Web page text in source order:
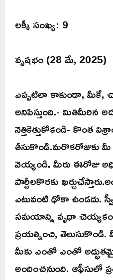
లక్కీ సంఖ్య: 9
వృషభం (28 మే, 2025)
ఎప్పటిలా కాకుండా,
అనిపిస్తుంది.- మితిమీరిన
నెత్తికెత్తుకోకండి- కొంత
తీసుకొండి.మరొకరోజుకు
వెయ్యండి. మీరు ఈరోజు
పార్టీలకొరకు
ఎటువంటి ఢోకా ఉండదు.
సమయాన్ని వృధా
ప్రయత్నించి,
మీకు ఎంతో ఎంతో
అందించనుంది. ఆఫీసులో